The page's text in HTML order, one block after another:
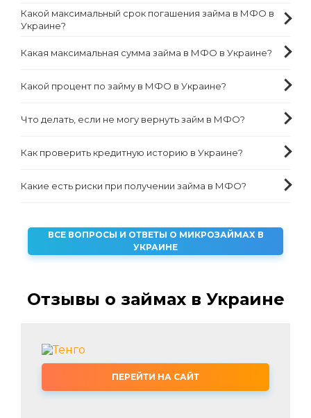
Какой максимальный срок погашения займа в МФО в
Украине?
Какая максимальная сумма займа в МФО в Украине?
Какой процент по займу в МФО в Украине?
Что делать, если не могу вернуть займ в МФО?
Как проверить кредитную историю в Украине?
Какие есть риски при получении займа в МФО?
ВСЕ ВОПРОСЫ И ОТВЕТЫ О МИКРОЗАЙМАХ В
УКРАИНЕ
Отзывы о займах в Украине
ПЕРЕЙТИ НА САЙТ